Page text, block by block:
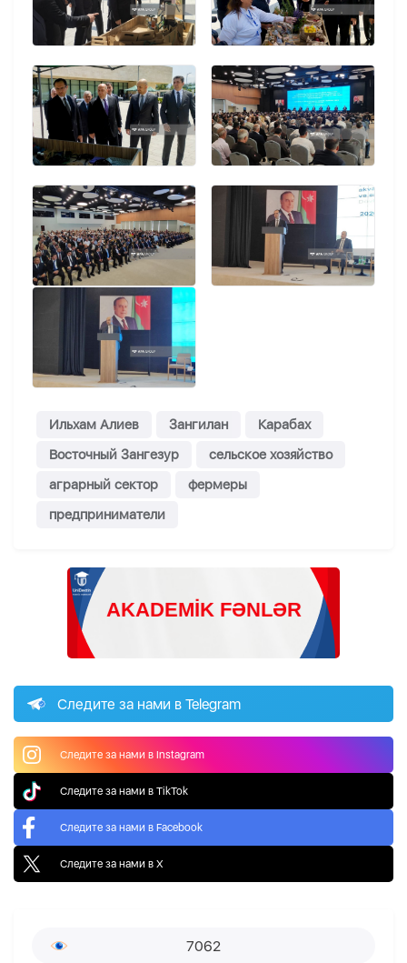
Ильхам Алиев Зангилан
Карабах
Восточный Зангезур
сельское хозяйство
аграрный сектор
фермеры
предприниматели
Следите за нами в Telegram
Следите за нами в Instagram
Следите за нами в TikTok
Следите за нами в Facebook
Следите за нами в X
7062